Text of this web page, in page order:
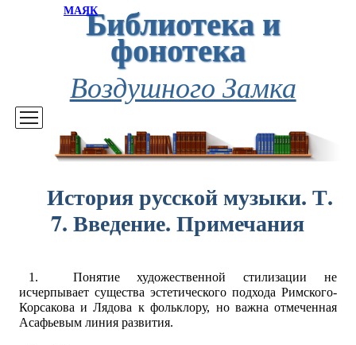
МАЯКБиблиотека и
фонотека
Воздушного Замка
История русской музыки. Т.
7. Введение. Примечания
1. Понятие художественной стилизации не
исчерпывает существа эстетического подхода Римского-
Корсакова и Лядова к фольклору, но важна отмеченная
Асафьевым линия развития.